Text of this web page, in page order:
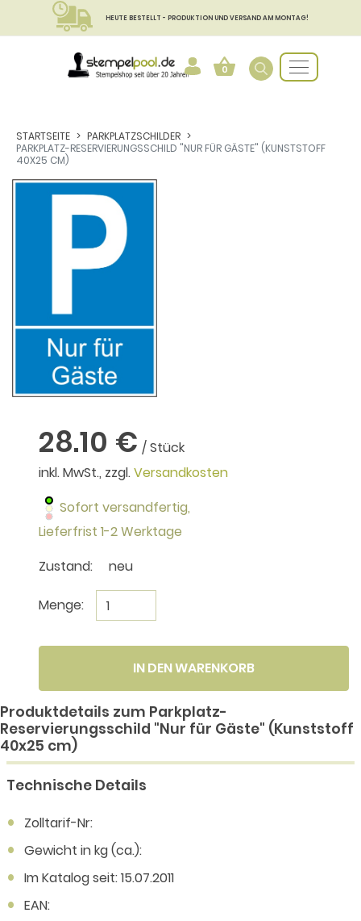
HEUTE BESTELLT - PRODUKTION UND VERSAND AM MONTAG!
0
STARTSEITE
PARKPLATZSCHILDER
PARKPLATZ-RESERVIERUNGSSCHILD "NUR FÜR GÄSTE" (KUNSTSTOFF
40X25 CM)
28.10 € / Stück
inkl. MwSt., zzgl.Versandkosten
Sofort versandfertig,
Lieferfrist 1-2 Werktage
Zustand:
neu
Menge:
IN DEN WARENKORB
Produktdetails zum Parkplatz-
Reservierungsschild "Nur für Gäste" (Kunststoff
40x25 cm)
Technische Details
Zolltarif-Nr:
Gewicht in kg (ca.):
Im Katalog seit: 15.07.2011
EAN: